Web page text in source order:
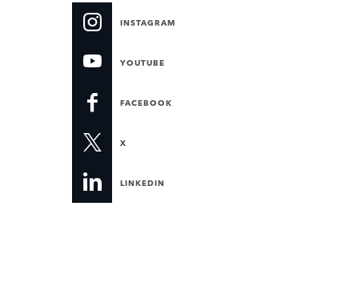
INSTAGRAM
YOUTUBE
FACEBOOK
X
LINKEDIN